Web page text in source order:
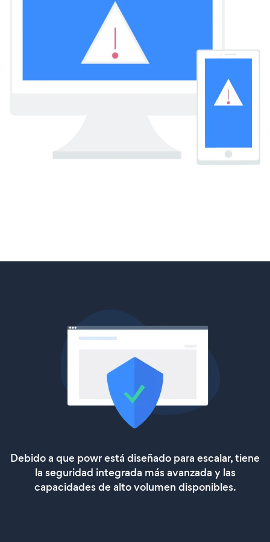
Debido a que powr está diseñado para escalar, tiene
la seguridad integrada más avanzada y las
capacidades de alto volumen disponibles.